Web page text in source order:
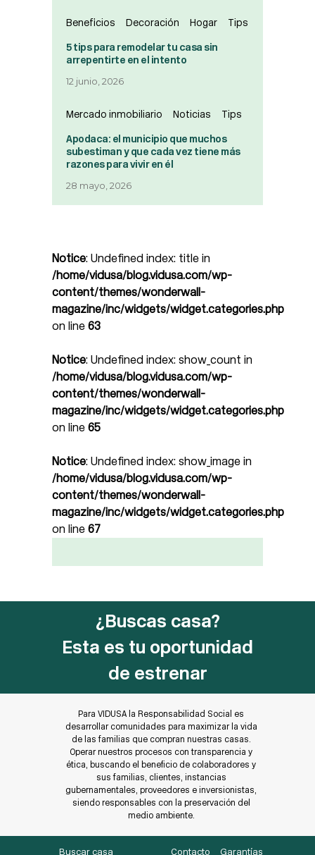
Beneficios Decoración Hogar Tips
5 tips para remodelar tu casa sin
arrepentirte en el intento
12 junio, 2026
Mercado inmobiliario Noticias Tips
Apodaca: el municipio que muchos
subestiman y que cada vez tiene más
razones para vivir en él
28 mayo, 2026
Notice: Undefined index: title in
/home/vidusa/blog.vidusa.com/wp-
content/themes/wonderwall-
magazine/inc/widgets/widget.categories.php
on line 63
Notice: Undefined index: show_count in
/home/vidusa/blog.vidusa.com/wp-
content/themes/wonderwall-
magazine/inc/widgets/widget.categories.php
on line 65
Notice: Undefined index: show_image in
/home/vidusa/blog.vidusa.com/wp-
content/themes/wonderwall-
magazine/inc/widgets/widget.categories.php
on line 67
¿Buscas casa?
Esta es tu oportunidad
de estrenar
Para VIDUSA la Responsabilidad Social es
desarrollar comunidades para maximizar la vida
de las familias que compran nuestras casas.
Operar nuestros procesos con transparencia y
ética, buscando el beneficio de colaboradores y
sus familias, clientes, instancias
gubernamentales, proveedores e inversionistas,
siendo responsables con la preservación del
medio ambiente.
Buscar casa Contacto Garantías